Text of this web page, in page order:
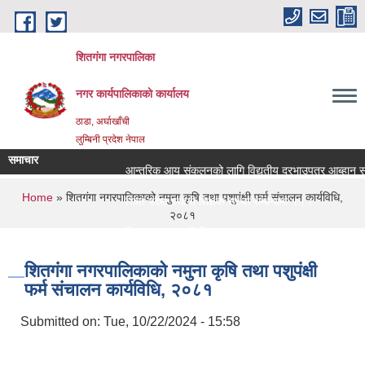
Skip to main content
शितगंगा नगरपालिका
नगर कार्यपालिकाकाे कार्यालय
ठाडा, अर्घाखाँची
लुम्बिनी प्रदेश नेपाल
समाचार
आन्तरिक आय संकलनको लागि विद्युतीय दरभाउपत्र आब्हान
रिक्त पदमा स्थायी शिक्षक सरुवा सम्बन्धमा ।।।
You are here
Home » शितगंगा नगरपालिकाको नमुना कृषि तथा पशुपंक्षी फर्म संचालन कार्यविधि,
२०८१
शितगंगा नगरपालिकाको नमुना कृषि तथा पशुपंक्षी
फर्म संचालन कार्यविधि, २०८१
Submitted on: Tue, 10/22/2024 - 15:58